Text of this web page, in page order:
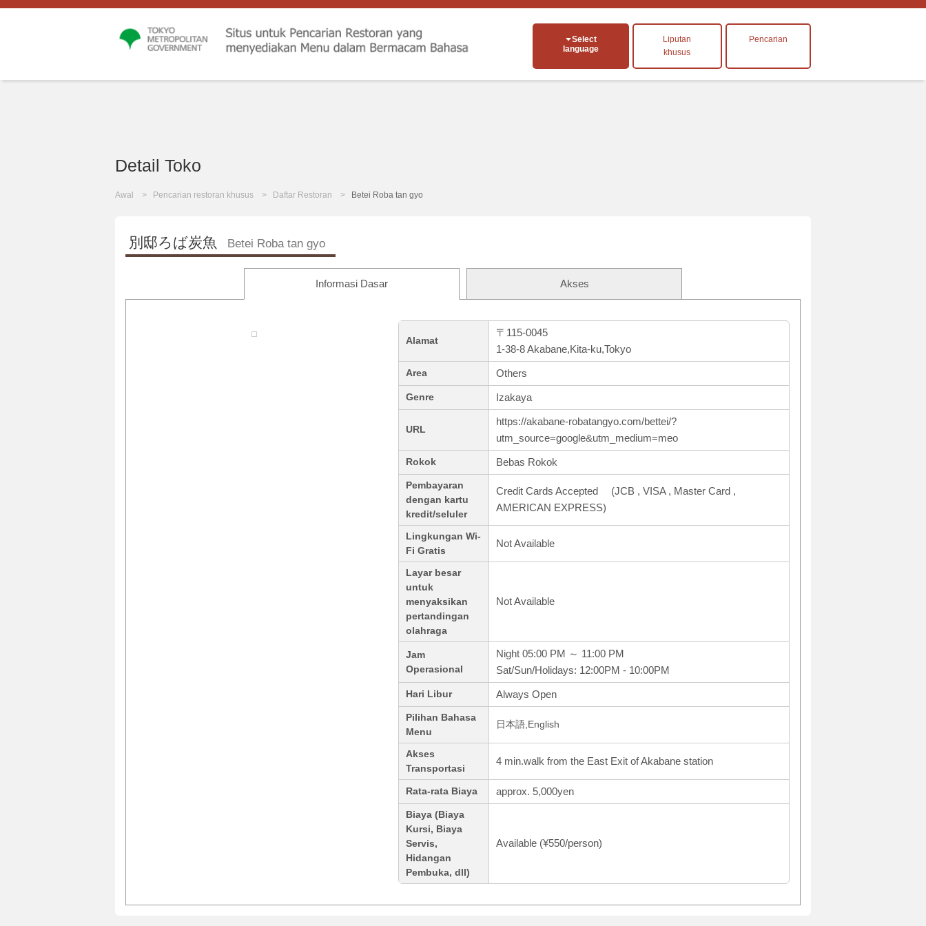
Select
language
Liputan
khusus
Pencarian
Detail Toko
Awal Pencarian restoran khusus Daftar Restoran Betei Roba tan gyo
別邸ろば炭魚 Betei Roba tan gyo
Informasi Dasar Akses
Alamat
〒115-0045
1-38-8 Akabane,Kita-ku,Tokyo
Area Others
Genre Izakaya
URL
https://akabane-robatangyo.com/bettei/?
utm_source=google&utm_medium=meo
Rokok Bebas Rokok
Pembayaran
dengan kartu
kredit/seluler
Credit Cards Accepted (JCB , VISA , Master Card ,
AMERICAN EXPRESS)
Lingkungan Wi-
Fi Gratis
Not Available
Layar besar
untuk
menyaksikan
pertandingan
olahraga
Not Available
Jam
Operasional
Night 05:00 PM ～ 11:00 PM
Sat/Sun/Holidays: 12:00PM - 10:00PM
Hari Libur Always Open
Pilihan Bahasa
Menu
日本語,English
Akses
Transportasi
4 min.walk from the East Exit of Akabane station
Rata-rata Biaya approx. 5,000yen
Biaya (Biaya
Kursi, Biaya
Servis,
Hidangan
Pembuka, dll)
Available (¥550/person)